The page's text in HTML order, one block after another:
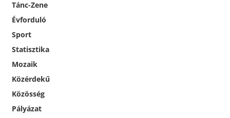
Tánc-Zene
Évforduló
Sport
Statisztika
Mozaik
Közérdekű
Közösség
Pályázat